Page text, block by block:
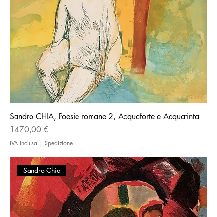
Sandro CHIA, Poesie romane 2, Acquaforte e Acquatinta
Prezzo
1470,00 €
IVA inclusa | Spedizione
Sandro Chia